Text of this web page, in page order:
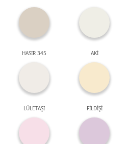
HASIR 345 AKİ
LÜLETAŞI FİLDİŞİ